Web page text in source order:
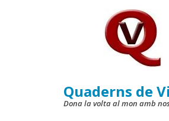
Quaderns de
Dona la volta al mon amb